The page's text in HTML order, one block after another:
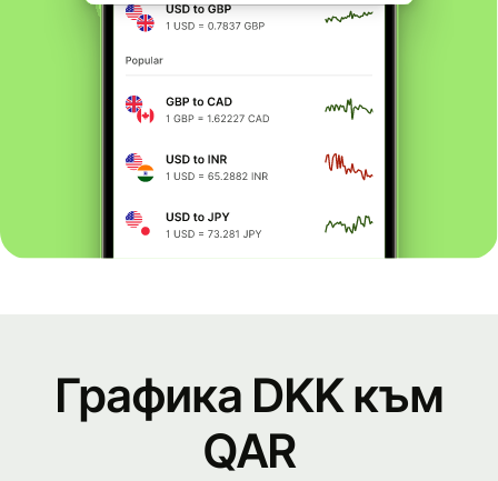
Графика DKK към
QAR